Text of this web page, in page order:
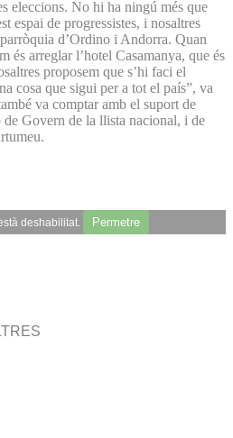
eleccions. No hi ha ningú més que
espai de progressistes, i nosaltres
d’Ordino i Andorra. Quan
és arreglar l’hotel Casamanya, que és
proposem que s’hi faci el
cosa que sigui per a tot el país”, va
va comptar amb el suport de
de Govern de la llista nacional, i de
deshabilitat. Permetre